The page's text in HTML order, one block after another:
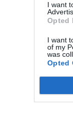
I want
Opted
I want
of my
was
Opted